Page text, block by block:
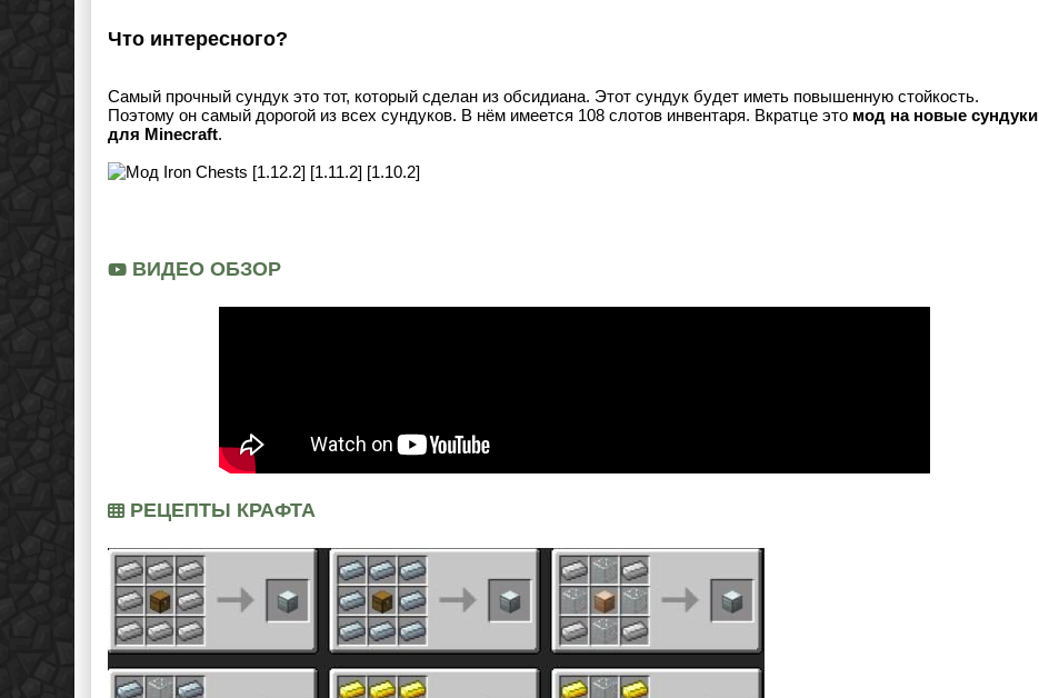
Что интересного?
Самый прочный сундук это тот, который сделан из обсидиана. Этот сундук будет иметь повышенную стойкость.
Поэтому он самый дорогой из всех сундуков. В нём имеется 108 слотов инвентаря. Вкратце это мод на новые сундуки
для Minecraft.
ВИДЕО ОБЗОР
РЕЦЕПТЫ КРАФТА